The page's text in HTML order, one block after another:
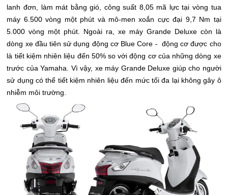
lanh đơn, làm mát bằng gió, công suất 8,05 mã lực tại vòng tua
máy 6.500 vòng một phút và mô-men xoắn cực đại 9,7 Nm tại
5.000 vòng một phút. Ngoài ra, xe máy Grande Deluxe còn là
dòng xe đầu tiên sử dụng động cơ Blue Core - động cơ được cho
là tiết kiệm nhiên liệu đến 50% so với động cơ của những dòng xe
trước của Yamaha. Vì vậy, xe máy Grande Deluxe giúp cho người
sử dụng có thể tiết kiệm nhiên liệu đến mức tối đa lại không gây ô
nhiễm môi trường.